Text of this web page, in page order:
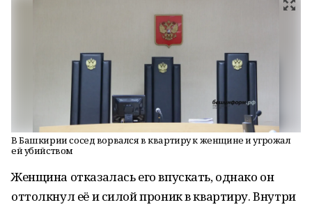
В Башкирии сосед ворвался в квартиру к женщине и угрожал
ей убийством
Женщина отказалась его впускать, однако он
оттолкнул её и силой проник в квартиру. Внутри